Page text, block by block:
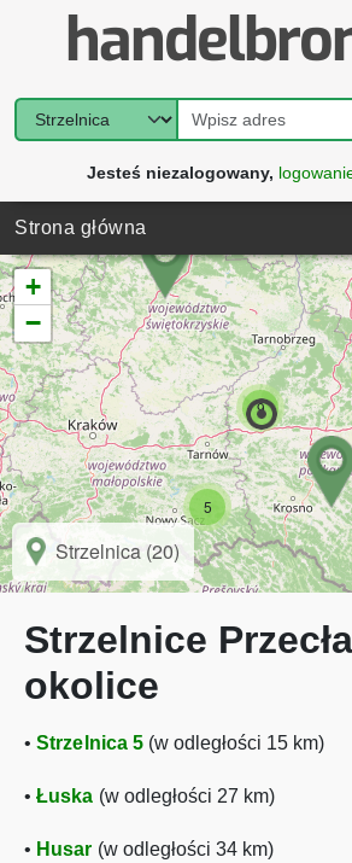
Jesteś niezalogowany,
Strona główna
5
9
+
−
Strzelnica (20)
Strzelnice
okolice
• Strzelnica 5 (w odległości 15 km)
• Łuska (w odległości 27 km)
• Husar (w odległości 34 km)